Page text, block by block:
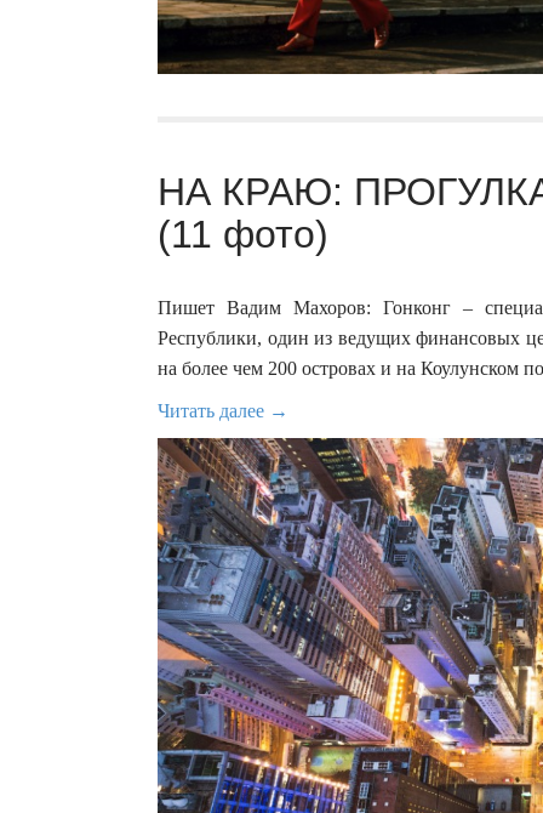
НА КРАЮ:
(11 фото)
Пишет Вадим Махоров: Гонконг –
Республики, один из ведущих финансовых
на более чем 200 островах и на Коулунском
Читать далее →